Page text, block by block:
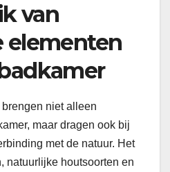
van
elementen
niet alleen
maar dragen ook bij
met de natuur. Het
natuurlijke houtsoorten en